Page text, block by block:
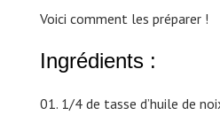
Voici comment les préparer !
Ingrédients :
1/4 de tasse d’huile de